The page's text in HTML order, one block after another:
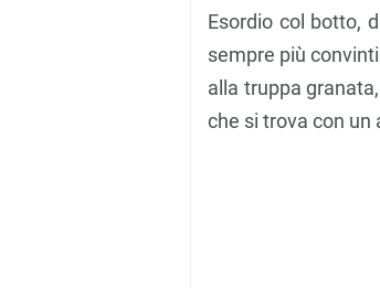
Esordio col botto,
sempre più
alla truppa
che si trova con un